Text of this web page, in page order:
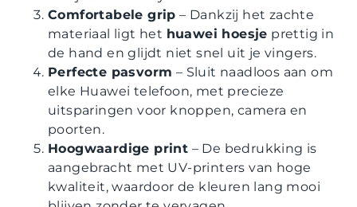
Comfortabele grip – Dankzij het zachte
materiaal ligt het huawei hoesje prettig in
de hand en glijdt niet snel uit je vingers.
Perfecte pasvorm – Sluit naadloos aan om
elke Huawei telefoon, met precieze
uitsparingen voor knoppen, camera en
poorten.
Hoogwaardige print – De bedrukking is
aangebracht met UV-printers van hoge
kwaliteit, waardoor de kleuren lang mooi